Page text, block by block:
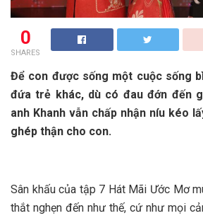
0
SHARES
Để con được sống một cuộc sống
đứa trẻ khác, dù có đau đớn đến
anh Khanh vẫn chấp nhận níu kéo
ghép thận cho con.
Sân khấu của tập 7 Hát Mãi Ước Mơ
thắt nghẹn đến như thế, cứ như mọi